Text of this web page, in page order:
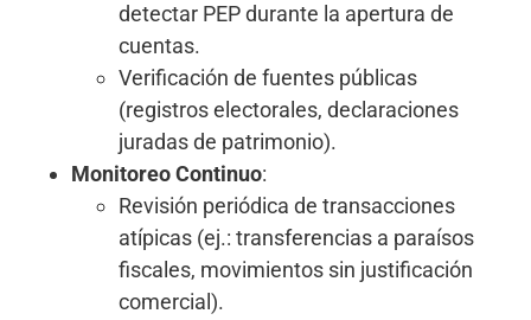
detectar PEP durante la apertura de
cuentas.
Verificación de fuentes públicas
(registros electorales, declaraciones
juradas de patrimonio).
Monitoreo Continuo:
Revisión periódica de transacciones
atípicas (ej.: transferencias a paraísos
fiscales, movimientos sin justificación
comercial).